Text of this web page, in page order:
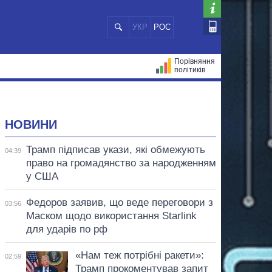
УКР РОС
Порівняння
політиків
НОВИНИ
04:39
Трамп підписав укази, які обмежують
право на громадянство за народженням
у США
03:56
Федоров заявив, що веде переговори з
Маском щодо використання Starlink
для ударів по рф
02:59
«Нам теж потрібні ракети»:
Трамп прокоментував запит